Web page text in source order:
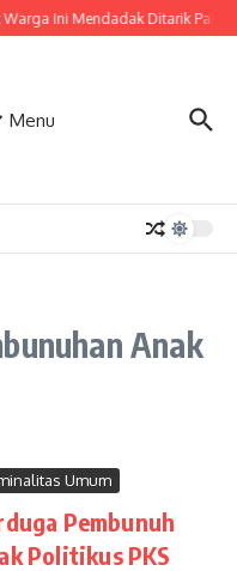
Warga Ini Mendadak Ditarik
Menu
Anak
Umum
Pembunuh
Politikus PKS